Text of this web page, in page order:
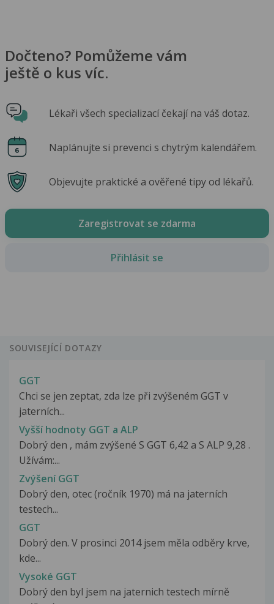
Dočteno? Pomůžeme vám
ještě o kus víc.
Lékaři všech specializací čekají na váš dotaz.
Naplánujte si prevenci s chytrým kalendářem.
Objevujte praktické a ověřené tipy od lékařů.
Zaregistrovat se zdarma
Přihlásit se
SOUVISEJÍCÍ DOTAZY
GGT
Chci se jen zeptat, zda lze při zvýšeném GGT v
jaterních...
Vyšší hodnoty GGT a ALP
Dobrý den , mám zvýšené S GGT 6,42 a S ALP 9,28 .
Užívám:...
Zvýšení GGT
Dobrý den, otec (ročník 1970) má na jaterních
testech...
GGT
Dobrý den. V prosinci 2014 jsem měla odběry krve,
kde...
Vysoké GGT
Dobrý den byl jsem na jaternich testech mírně